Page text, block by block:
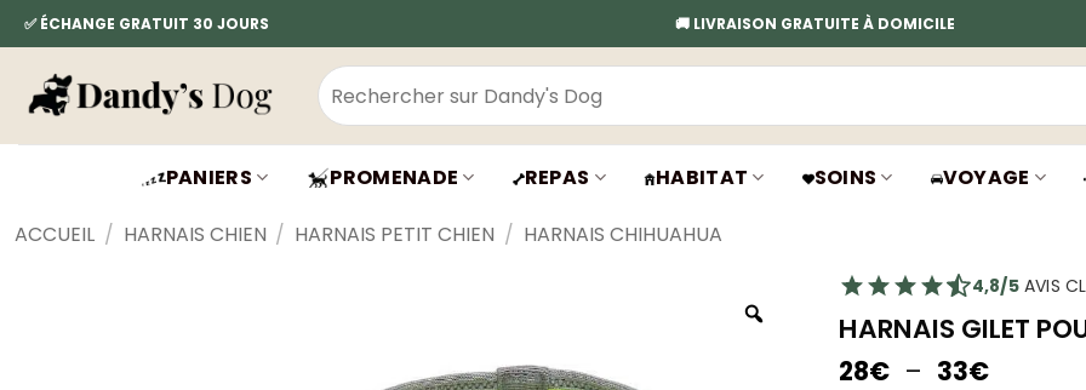
Passer
au
contenu
✅ ÉCHANGE GRATUIT 30 JOURS 🚚 LIVRAISON GRATUITE À DOMICILE
Recherche
pour :
PANIERS PROMENADE REPAS HABITAT SOINS VOYAGE
ACCUEIL / HARNAIS CHIEN / HARNAIS PETIT CHIEN / HARNAIS CHIHUAHUA
4,8/5AVIS
HARNAIS GILET
28€ – 33€Plage